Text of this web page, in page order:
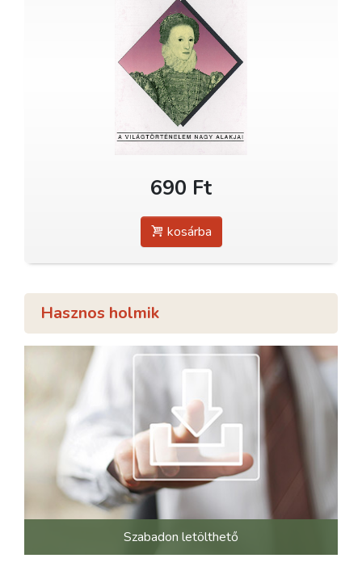
690 Ft
kosárba
Hasznos holmik
Szabadon letölthető